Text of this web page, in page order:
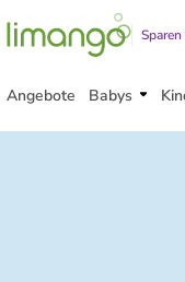
Angebote Babys